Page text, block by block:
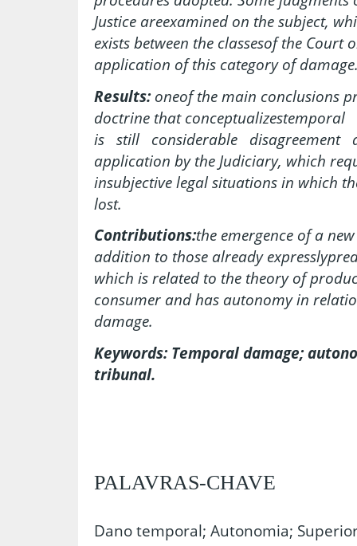
Justice areexamined on the subject,
exists between the classesof the Court
application of this category of
Results:oneof the main conclusions
doctrine that
is still considerable disagreement
application by the Judiciary, which
insubjective legal situations in which
lost.
Contributions:the emergence of a
addition to those already
which is related to the theory of
consumer and has autonomy in
damage.
Keywords: Temporal damage;
tribunal.
PALAVRAS-CHAVE
Dano temporal; Autonomia;